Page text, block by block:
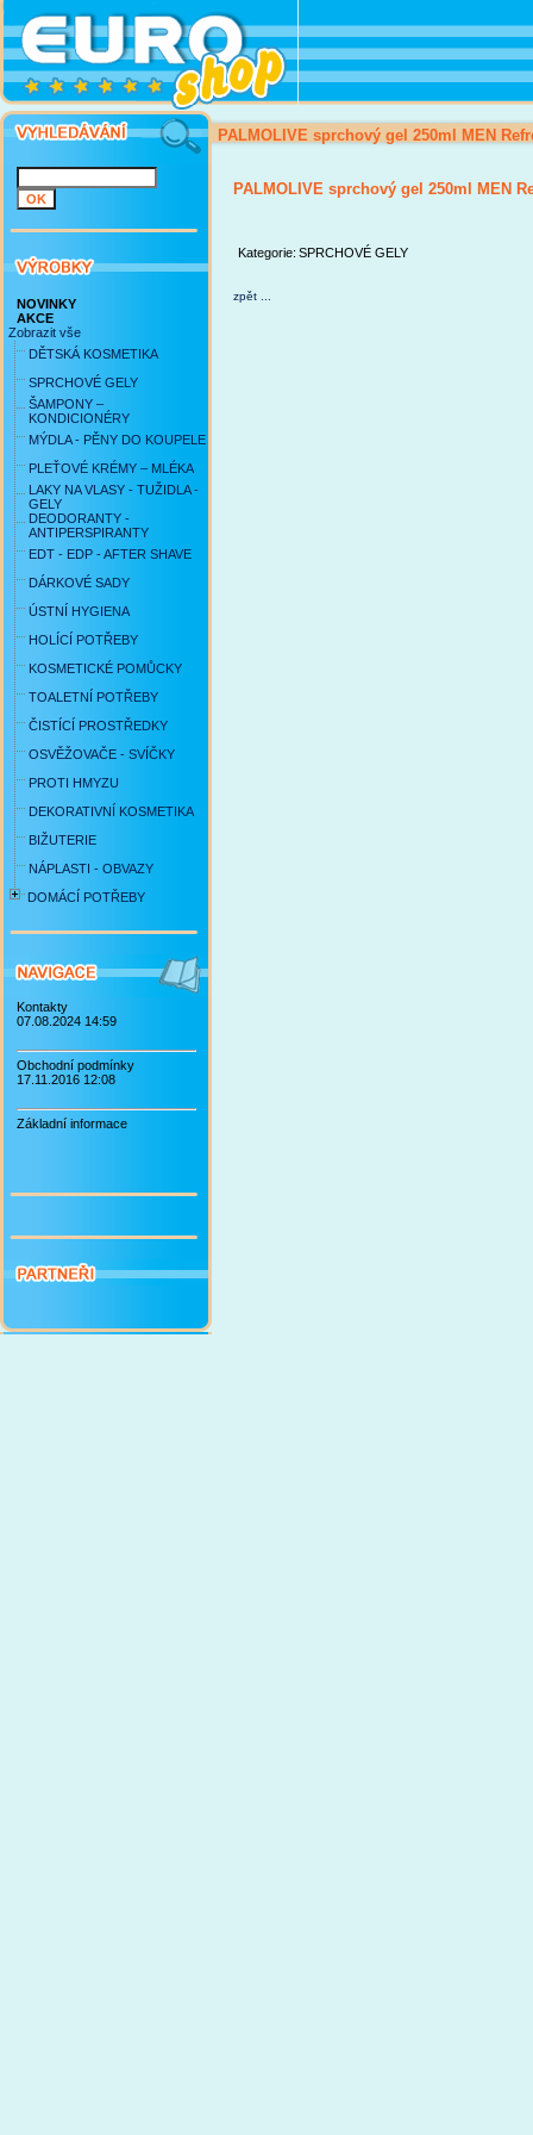
NOVINKY
AKCE
Zobrazit vše
DĚTSKÁ KOSMETIKA
SPRCHOVÉ GELY
ŠAMPONY –
KONDICIONÉRY
MÝDLA - PĚNY DO KOUPELE
PLEŤOVÉ KRÉMY – MLÉKA
LAKY NA VLASY - TUŽIDLA -
GELY
DEODORANTY -
ANTIPERSPIRANTY
EDT - EDP - AFTER SHAVE
DÁRKOVÉ SADY
ÚSTNÍ HYGIENA
HOLÍCÍ POTŘEBY
KOSMETICKÉ POMŮCKY
TOALETNÍ POTŘEBY
ČISTÍCÍ PROSTŘEDKY
OSVĚŽOVAČE - SVÍČKY
PROTI HMYZU
DEKORATIVNÍ KOSMETIKA
BIŽUTERIE
NÁPLASTI - OBVAZY
DOMÁCÍ POTŘEBY
Kontakty
07.08.2024 14:59
Obchodní podmínky
17.11.2016 12:08
Základní informace
PALMOLIVE sprchový gel 250ml MEN
PALMOLIVE sprchový gel 250ml MEN
Kategorie: SPRCHOVÉ GELY
zpět ...